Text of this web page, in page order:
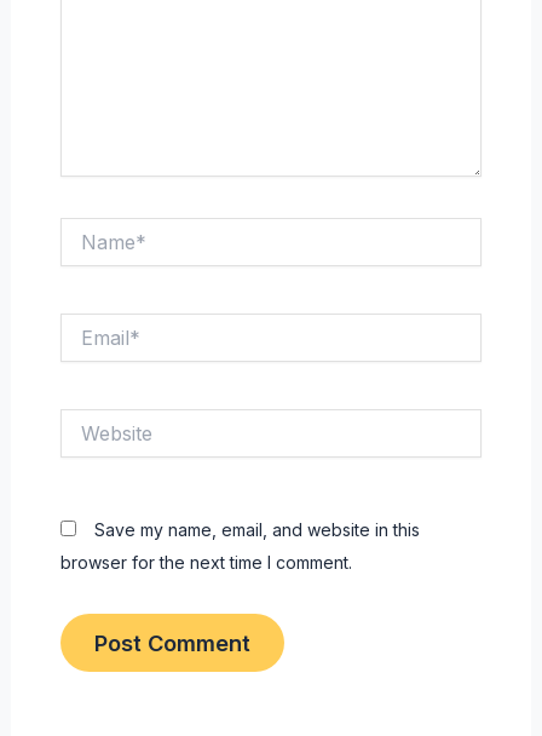
Save my name, email, and website in this
browser for the next time I comment.